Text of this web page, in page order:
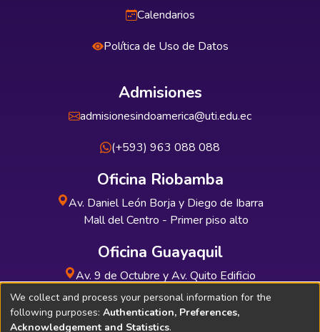
Calendarios
Política de Uso de Datos
Admisiones
admisionesindoamerica@uti.edu.ec
(+593) 963 088 088
Oficina Riobamba
Av. Daniel León Borja y Diego de Ibarra
Mall del Centro - Primer piso alto
Oficina Guayaquil
Av. 9 de Octubre y Av. Quito Edificio
INDUAUTO - Planta baja
We collect and process your personal information for the
following purposes: Authentication, Preferences,
Acknowledgement and Statistics.